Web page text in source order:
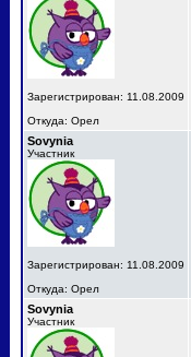
Зарегистрирован: 11.08.2009
Откуда: Орел
Sovynia
Участник
Зарегистрирован: 11.08.2009
Откуда: Орел
Sovynia
Участник